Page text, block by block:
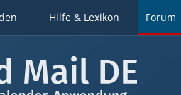
Hilfe & Lexikon Forum